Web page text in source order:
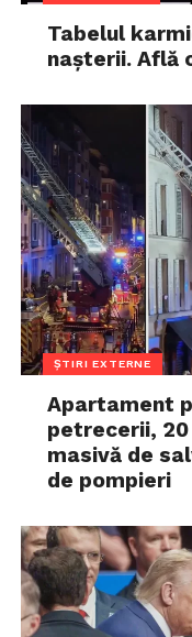
Tabelul
nașterii. Află
ȘTIRI EXTERNE
Apartament
petrecerii, 20
masivă de
de pompieri